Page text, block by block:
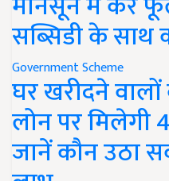
सब्सिडी के साथ
Government Scheme
घर खरीदने वालों
लोन पर मिलेगी
जानें कौन उठा